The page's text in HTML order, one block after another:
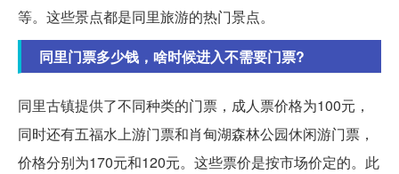
等。这些景点都是同里旅游的热门景点。
同里门票多少钱，啥时候进入不需要门票?
同里古镇提供了不同种类的门票，成人票价格为100元，
同时还有五福水上游门票和肖甸湖森林公园休闲游门票，
价格分别为170元和120元。这些票价是按市场价定的。此